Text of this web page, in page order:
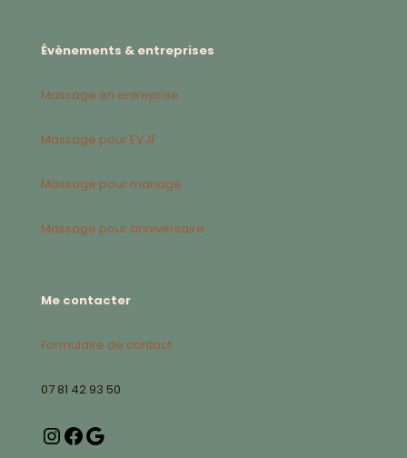
Évènements & entreprises
Massage en entreprise
Massage pour EVJF
Massage pour mariage
Massage pour anniversaire
Me contacter
Formulaire de contact
07 81 42 93 50